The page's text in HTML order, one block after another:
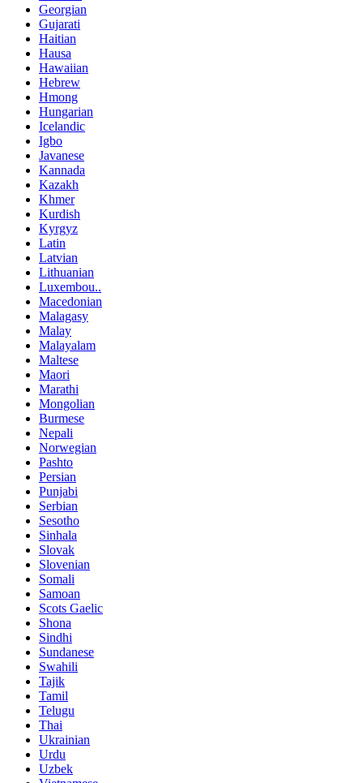
Georgian
Gujarati
Haitian
Hausa
Hawaiian
Hebrew
Hmong
Hungarian
Icelandic
Igbo
Javanese
Kannada
Kazakh
Khmer
Kurdish
Kyrgyz
Latin
Latvian
Lithuanian
Luxembou..
Macedonian
Malagasy
Malay
Malayalam
Maltese
Maori
Marathi
Mongolian
Burmese
Nepali
Norwegian
Pashto
Persian
Punjabi
Serbian
Sesotho
Sinhala
Slovak
Slovenian
Somali
Samoan
Scots Gaelic
Shona
Sindhi
Sundanese
Swahili
Tajik
Tamil
Telugu
Thai
Ukrainian
Urdu
Uzbek